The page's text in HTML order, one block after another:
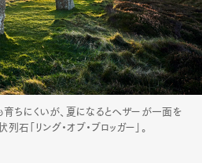
ちにくいが、夏になるとヘザーが一面を
「リング・オブ・ブロッガー」。